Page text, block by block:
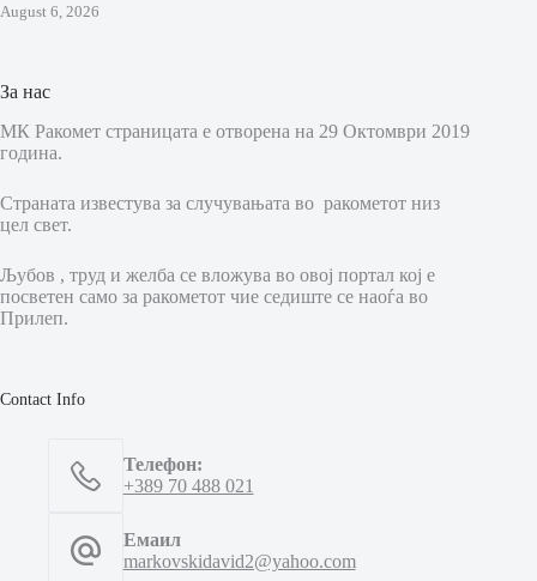
August 6, 2026
За нас
МК Ракомет страницата е отворена на 29 Октомври 2019
година.
Страната известува за случувањата во ракометот низ
цел свет.
Љубов , труд и желба се вложува во овој портал кој е
посветен само за ракометот чие седиште се наоѓа во
Прилеп.
Contact Info
Телефон:
+389 70 488 021
Емаил
markovskidavid2@yahoo.com